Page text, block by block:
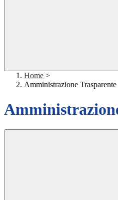
Home >
Amministrazione Trasparente